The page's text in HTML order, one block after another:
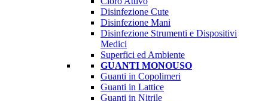
Disinfezione Cute
Disinfezione Mani
Disinfezione Strumenti e Dispositivi
Medici
Superfici ed Ambiente
GUANTI MONOUSO
Guanti in Copolimeri
Guanti in Lattice
Guanti in Nitrile